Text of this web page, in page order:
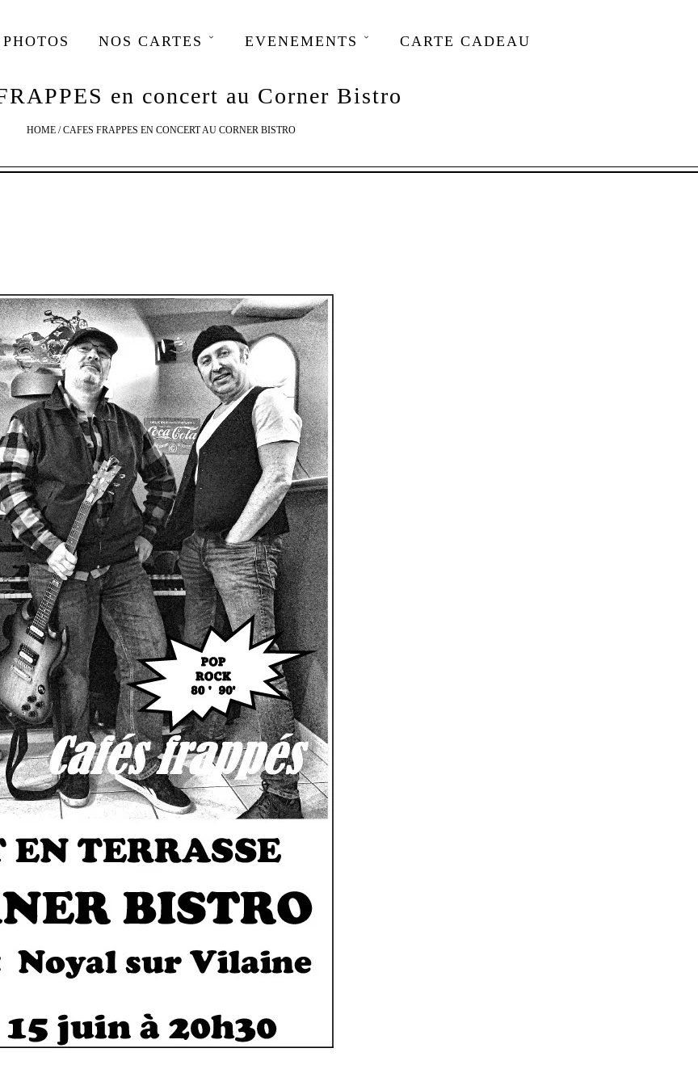
NOS CARTES EVENEMENTS CARTE CADEAU
en concert au Corner Bistro
HOME /CAFES FRAPPES EN CONCERT AU CORNER BISTRO